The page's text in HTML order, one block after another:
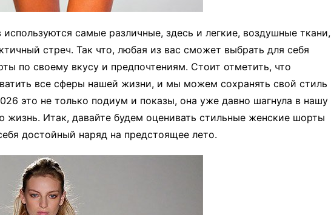
самые различные, здесь и легкие, воздушные ткани,
стреч. Так что, любая из вас сможет выбрать для себя
по своему вкусу и предпочтениям. Стоит отметить, что
все сферы нашей жизни, и мы можем сохранять свой стиль
это не только подиум и показы, она уже давно шагнула в нашу
жизнь. Итак, давайте будем оценивать стильные женские шорты
достойный наряд на предстоящее лето.